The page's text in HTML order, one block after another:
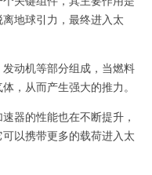
地球引力，最终进入太
动机等部分组成，当燃料
，从而产生强大的推力。
器的性能也在不断提升，
以携带更多的载荷进入太